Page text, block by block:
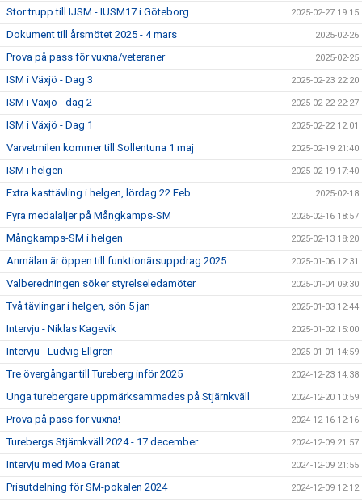
Stor trupp till IJSM - IUSM17 i Göteborg 2025-02-27 19:15
Dokument till årsmötet 2025 - 4 mars 2025-02-26
Prova på pass för vuxna/veteraner 2025-02-25
ISM i Växjö - Dag 3 2025-02-23 22:20
ISM i Växjö - dag 2 2025-02-22 22:27
ISM i Växjö - Dag 1 2025-02-22 12:01
Varvetmilen kommer till Sollentuna 1 maj 2025-02-19 21:40
ISM i helgen 2025-02-19 17:40
Extra kasttävling i helgen, lördag 22 Feb 2025-02-18
Fyra medalaljer på Mångkamps-SM 2025-02-16 18:57
Mångkamps-SM i helgen 2025-02-13 18:20
Anmälan är öppen till funktionärsuppdrag 2025 2025-01-06 12:31
Valberedningen söker styrelseledamöter 2025-01-04 09:30
Två tävlingar i helgen, sön 5 jan 2025-01-03 12:44
Intervju - Niklas Kagevik 2025-01-02 15:00
Intervju - Ludvig Ellgren 2025-01-01 14:59
Tre övergångar till Tureberg inför 2025 2024-12-23 14:38
Unga turebergare uppmärksammades på Stjärnkväll 2024-12-20 10:59
Prova på pass för vuxna! 2024-12-16 12:16
Turebergs Stjärnkväll 2024 - 17 december 2024-12-09 21:57
Intervju med Moa Granat 2024-12-09 21:55
Prisutdelning för SM-pokalen 2024 2024-12-09 12:12